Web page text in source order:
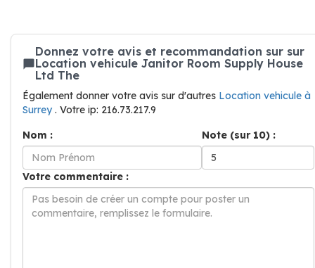
Donnez votre avis et recommandation sur sur
Location vehicule Janitor Room Supply House
Ltd The
Également donner votre avis sur d'autres Location vehicule à
Surrey. Votre ip: 216.73.217.9
Nom :
Note (sur 10) :
Votre commentaire :